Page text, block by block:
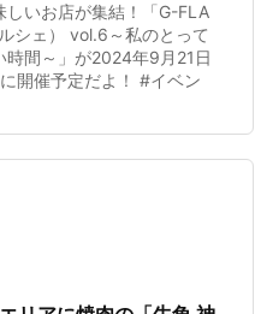
しいお店が集結！「G-FLA
シェ） vol.6～私のとって
時間～」が2024年9月21日
開催予定だよ！ #イベン